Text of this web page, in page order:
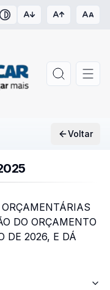
Contraste
Voltar
DO ORÇAMENTO
DE 2026, E DÁ